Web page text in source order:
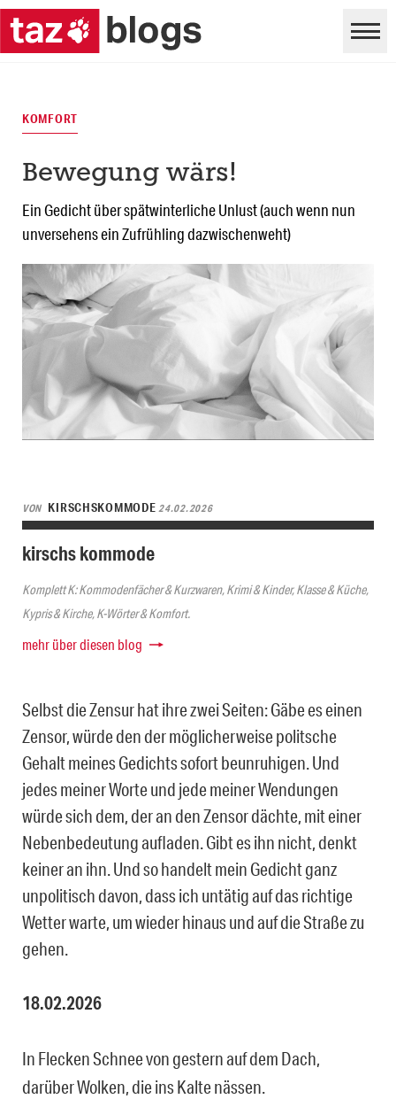
KOMFORT
Bewegung wärs!
Ein Gedicht über spätwinterliche Unlust (auch wenn nun
unversehens ein Zufrühling dazwischenweht)
VON KIRSCHSKOMMODE24.02.2026
kirschs kommode
Komplett K: Kommodenfächer & Kurzwaren, Krimi & Kinder, Klasse & Küche,
Kypris & Kirche, K-Wörter & Komfort.
mehr über diesen blog
Selbst die Zensur hat ihre zwei Seiten: Gäbe es einen
Zensor, würde den der möglicherweise politsche
Gehalt meines Gedichts sofort beunruhigen. Und
jedes meiner Worte und jede meiner Wendungen
würde sich dem, der an den Zensor dächte, mit einer
Nebenbedeutung aufladen. Gibt es ihn nicht, denkt
keiner an ihn. Und so handelt mein Gedicht ganz
unpolitisch davon, dass ich untätig auf das richtige
Wetter warte, um wieder hinaus und auf die Straße zu
gehen.
18.02.2026
In Flecken Schnee von gestern auf dem Dach,
darüber Wolken, die ins Kalte nässen.